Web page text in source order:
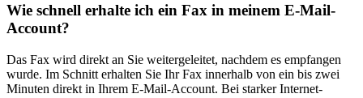
Wie schnell erhalte ich ein Fax in meinem E-Mail-
Account?
Das Fax wird direkt an Sie weitergeleitet, nachdem es empfangen
wurde. Im Schnitt erhalten Sie Ihr Fax innerhalb von ein bis zwei
Minuten direkt in Ihrem E-Mail-Account. Bei starker Internet-